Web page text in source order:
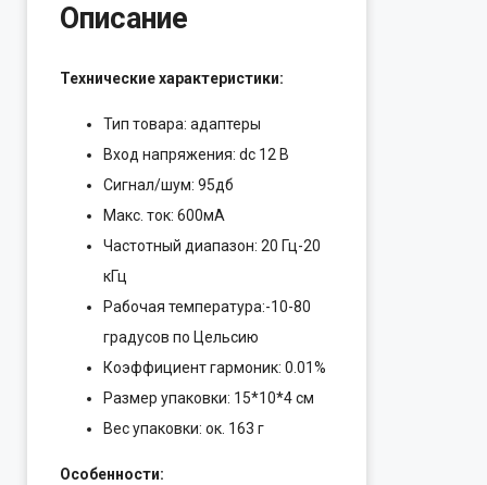
Описание
Технические характеристики:
Тип товара: адаптеры
Вход напряжения: dc 12 В
Сигнал/шум: 95дб
Макс. ток: 600мА
Частотный диапазон: 20 Гц-20
кГц
Рабочая температура:-10-80
градусов по Цельсию
Коэффициент гармоник: 0.01%
Размер упаковки: 15*10*4 см
Вес упаковки: ок. 163 г
Особенности: